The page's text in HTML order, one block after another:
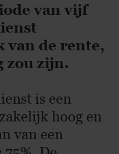
van vijf
van de rente,
zou zijn.
is een
hoog en
van een